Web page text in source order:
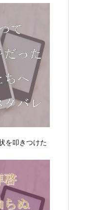
を叩きつけた